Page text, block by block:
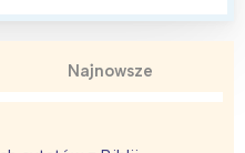
Najnowsze